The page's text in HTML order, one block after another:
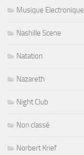
Musique Electronique
Nashille Scene
Natation
Nazareth
Night Club
Non classé
Norbert Krief